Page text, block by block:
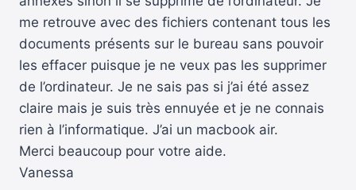
me retrouve avec des fichiers contenant tous les
documents présents sur le bureau sans pouvoir
les effacer puisque je ne veux pas les supprimer
de l’ordinateur. Je ne sais pas si j’ai été assez
claire mais je suis très ennuyée et je ne connais
rien à l’informatique. J’ai un macbook air.
Merci beaucoup pour votre aide.
Vanessa